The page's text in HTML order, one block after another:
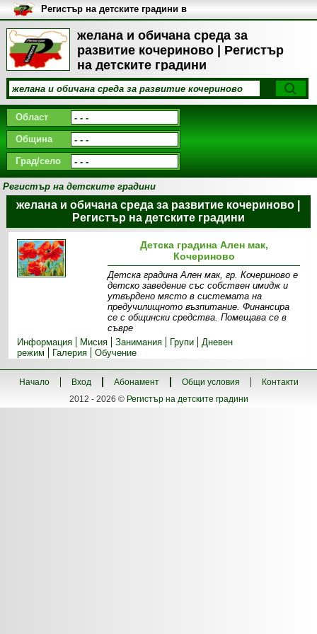
желана и обичана среда за
развитие кочериново | Регистър
на детските градини
Регистър на детските градини в
България
Област
Община
Град/село
Регистър на детските градини
желана и обичана среда за развитие кочериново |
Регистър на детските градини
Детска градина Ален мак,
Кочериново
Детска градина Ален мак, гр. Кочериново е
детско заведение със собствен имидж и
утвърдено място в системата на
предучилищното възпитание. Финансира
се с общински средства. Помещава се в
съвре
Информация
Мисия Занимания Групи
Дневен
режим
Галерия Обучение
Начало Вход Абонамент Общи условия
Контакти
2012 - 2026 © Регистър на детските градини